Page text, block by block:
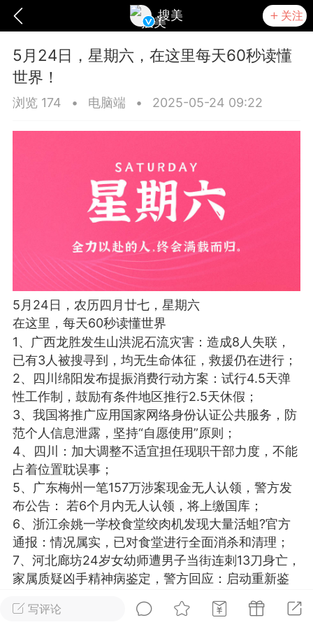
搜美 关注
爆汗熊 卡卡动能素 无创溶斑术
美业357 芯诗妍
每次200金币 点击购买
师 小熊水光
爆汗熊
脂
卡卡动能素
皇斯普拉雅
建术
DRYY面膜 微晶溶斑术
爆款平台 Lv.8 靓号
加盟商
26 23:18
电脑端 美业资讯
闪充小白罐
本/双效闪充，养出紧致小白脸！一、项
充小白罐 = 闪充大白肌（仪器）× 草本
产品）×极光嫩肤啫喱（产品）这是一套
护...写评论
5月24日，星期六，在这里每天60秒读懂
世界！
浏览 174 • 电脑端 • 2025-05-24 09:22
5月24日，农历四月廿七，星期六
在这里，每天60秒读懂世界
1、广西龙胜发生山洪泥石流灾害：造成8人失联，
已有3人被搜寻到，均无生命体征，救援仍在进行；
2、四川绵阳发布提振消费行动方案：试行4.5天弹
性工作制，鼓励有条件地区推行2.5天休假；
3、我国将推广应用国家网络身份认证公共服务，防
范个人信息泄露，坚持“自愿使用”原则；
4、四川：加大调整不适宜担任现职干部力度，不能
占着位置耽误事；
5、广东梅州一笔157万涉案现金无人认领，警方发
布公告： 若6个月内无人认领，将上缴国库；
6、浙江余姚一学校食堂绞肉机发现大量活蛆?官方
通报：情况属实，已对食堂进行全面消杀和清理；
7、河北廊坊24岁女幼师遭男子当街连刺13刀身亡，
家属质疑凶手精神病鉴定，警方回应：启动重新鉴
8、国足世预赛主场对阵巴林的“生死战”门票15分钟